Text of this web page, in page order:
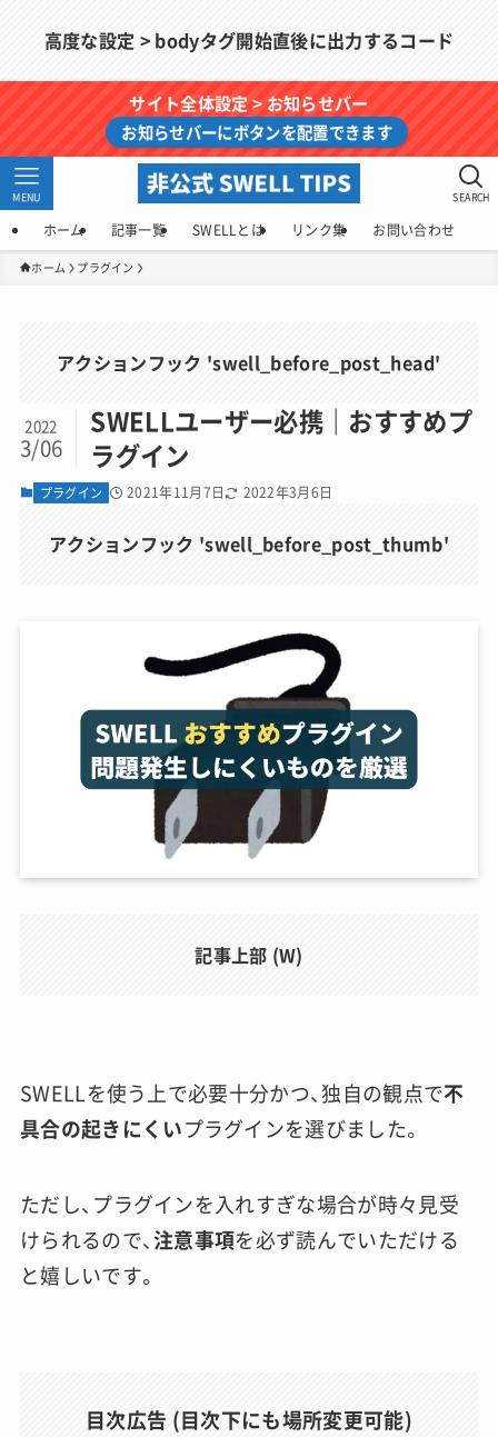
高度な設定 > bodyタグ開始直後に出力するコード
サイト全体設定 > お知らせバー
お知らせバーにボタンを配置できます
SEARCH
MENU
ホーム 記事一覧 SWELLとは リンク集 お問い合わせ
ホーム プラグイン
アクションフック 'swell_before_post_head'
SWELLユーザー必携｜おすすめプ
ラグイン
2022
3/06
プラグイン 2021年11月7日 2022年3月6日
アクションフック 'swell_before_post_thumb'
記事上部 (W)
SWELLを使う上で必要十分かつ、独自の観点で不
具合の起きにくいプラグインを選びました。
ただし、プラグインを入れすぎな場合が時々見受
けられるので、注意事項を必ず読んでいただける
と嬉しいです。
目次広告 (目次下にも場所変更可能)